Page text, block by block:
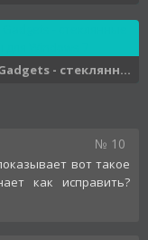
- стеклянн...
№ 10
вот такое
как исправить?